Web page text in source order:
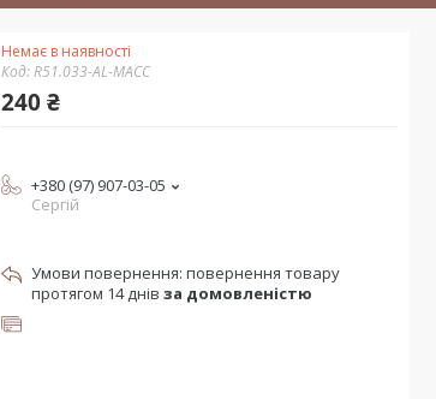
Немає в наявності
Код:R51.033-AL-MACC
240 ₴
+380 (97) 907-03-05
Сергій
повернення товару
протягом 14 днів за домовленістю